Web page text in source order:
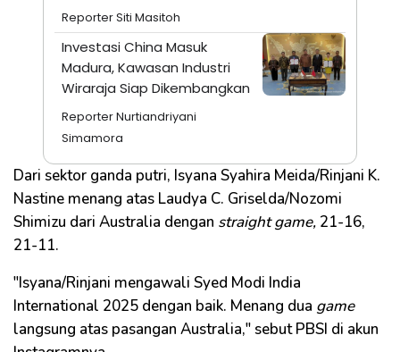
Reporter Siti Masitoh
Investasi China Masuk
Madura, Kawasan Industri
Wiraraja Siap Dikembangkan
Reporter Nurtiandriyani
Simamora
Dari sektor ganda putri, Isyana Syahira Meida/Rinjani K.
Nastine menang atas Laudya C. Griselda/Nozomi
Shimizu dari Australia dengan straight game, 21-16,
21-11.
"Isyana/Rinjani mengawali Syed Modi India
International 2025 dengan baik. Menang dua game
langsung atas pasangan Australia," sebut PBSI di akun